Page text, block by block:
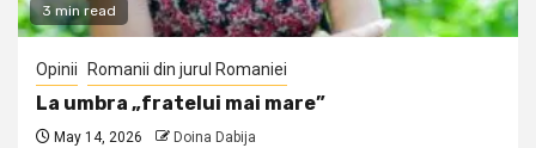
3 min read
Opinii Romanii din jurul Romaniei
La umbra „fratelui mai mare”
May 14, 2026 Doina Dabija